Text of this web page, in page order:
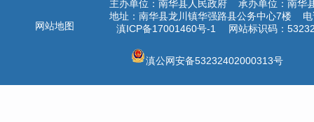
网站地图
主办单位：南华县人民政府 承办单位：南华
地址：南华县龙川镇华强路县公务中心7楼
滇ICP备17001460号-1
网站标识码：
滇公网安备53232402000313号